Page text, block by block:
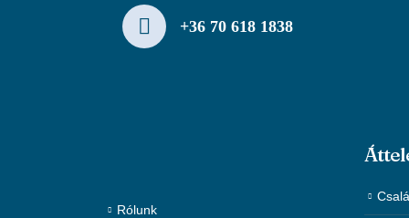
+36 70 618 1838
Rólunk